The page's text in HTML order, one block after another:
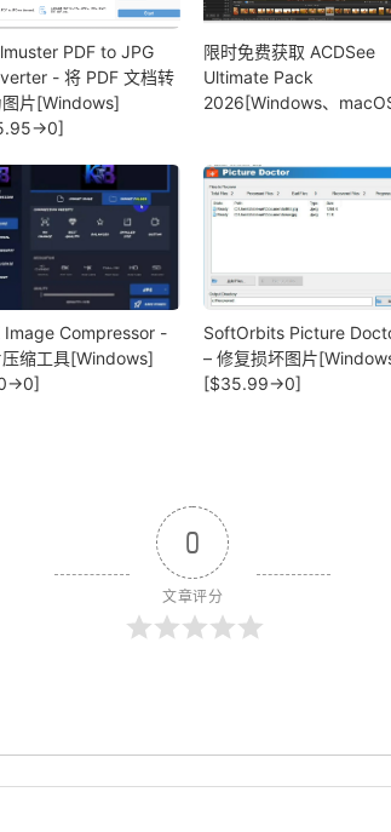
PDF to JPG
- 将 PDF 文档转
片[Windows]
限时免费获取 ACDSee
Ultimate Pack
2026[Windows、
Image Compressor -
压缩工具[Windows]
SoftOrbits Picture
– 修复损坏图片
[$35.99→0]
0
文章评分